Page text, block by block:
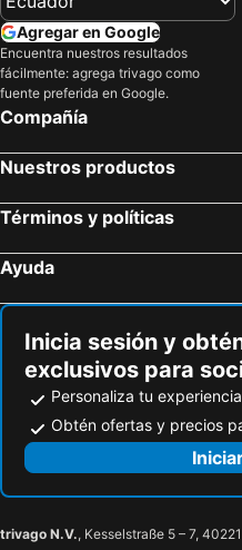
Hoteles en Italia
Hoteles en Tailandia
Hoteles en El Caribe
Hoteles en Tumbes
Agregar en Google
Encuentra nuestros resultados
fácilmente: agrega trivago como
fuente preferida en Google.
Compañía
Nuestros productos
Términos y políticas
Ayuda
Inicia sesión y
exclusivos para
Personaliza tu experiencia
Obtén ofertas y precios
trivago N.V., Kesselstraße 5 – 7,